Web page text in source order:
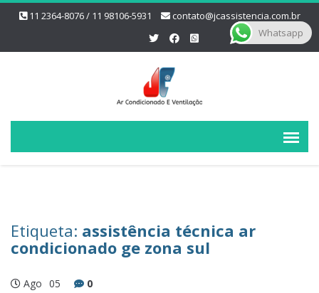
11 2364-8076 / 11 98106-5931 contato@jcassistencia.com.br
Etiqueta: assistência técnica ar
condicionado ge zona sul
Ago 05 0
Whatsapp